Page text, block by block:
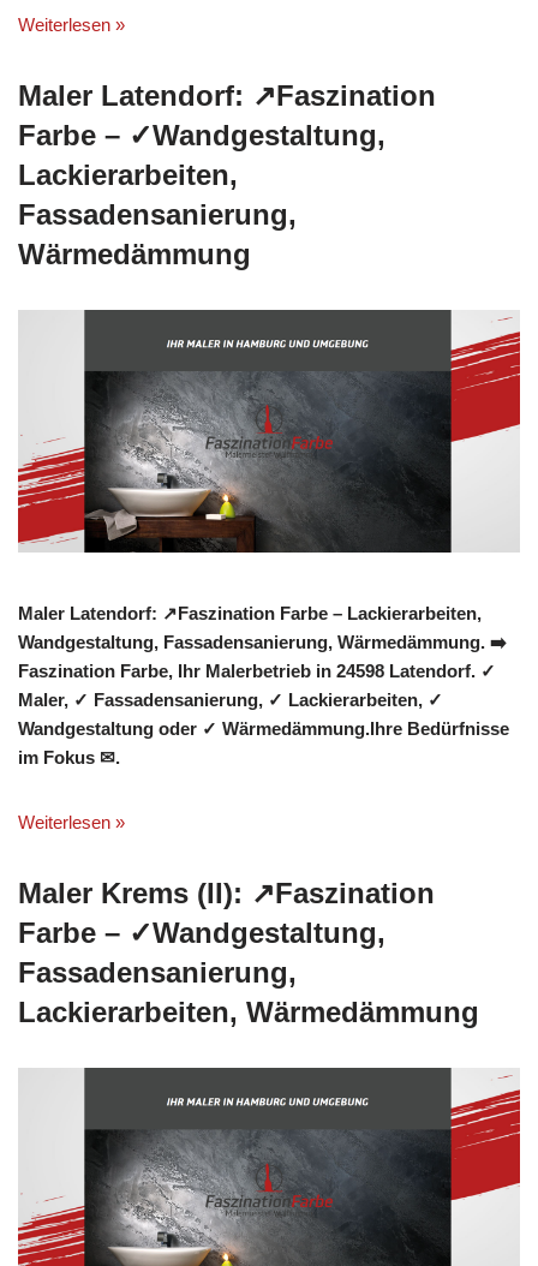
Weiterlesen »
Maler Latendorf: ↗️Faszination
Farbe – ✓Wandgestaltung,
Lackierarbeiten,
Fassadensanierung,
Wärmedämmung
Maler Latendorf: ↗️Faszination Farbe – Lackierarbeiten,
Wandgestaltung, Fassadensanierung, Wärmedämmung. ➡️
Faszination Farbe, Ihr Malerbetrieb in 24598 Latendorf. ✓
Maler, ✓ Fassadensanierung, ✓ Lackierarbeiten, ✓
Wandgestaltung oder ✓ Wärmedämmung.Ihre Bedürfnisse
im Fokus ✉.
Weiterlesen »
Maler Krems (II): ↗️Faszination
Farbe – ✓Wandgestaltung,
Fassadensanierung,
Lackierarbeiten, Wärmedämmung